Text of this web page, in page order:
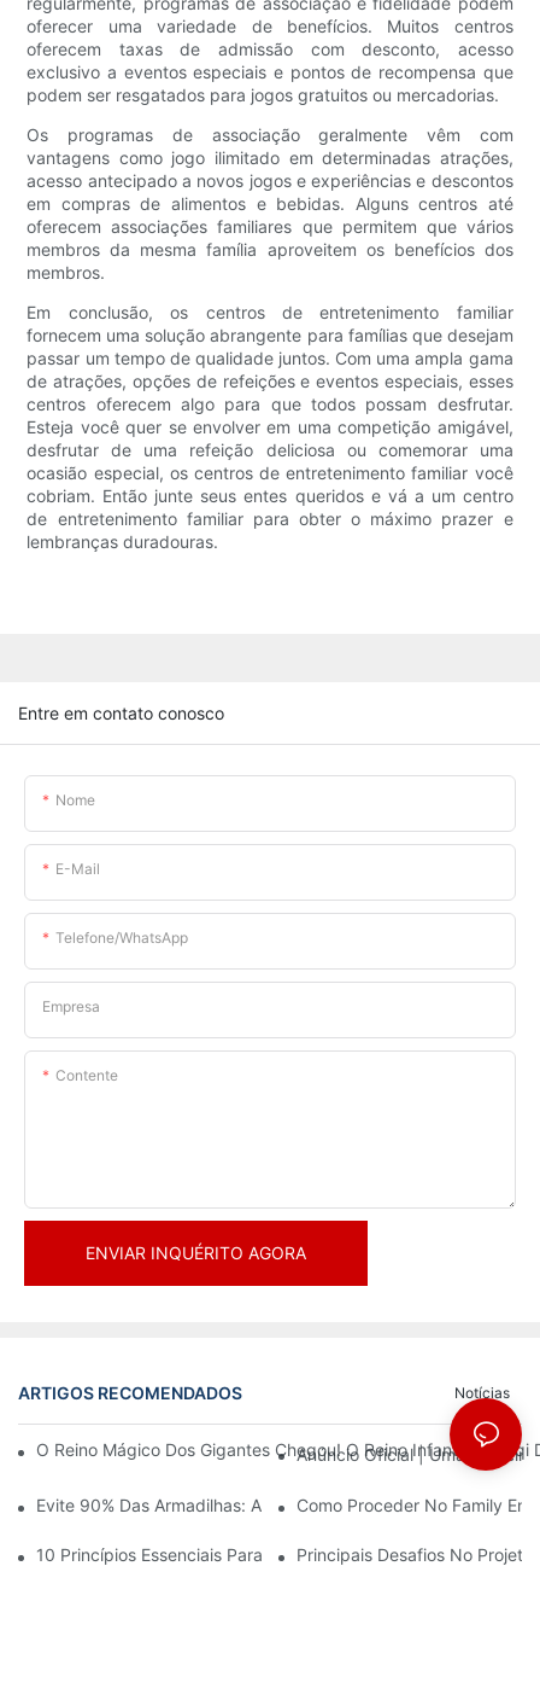
oferecer uma variedade de benefícios. Muitos centros
oferecem taxas de admissão com desconto, acesso
exclusivo a eventos especiais e pontos de recompensa que
podem ser resgatados para jogos gratuitos ou mercadorias.
Os programas de associação geralmente vêm com
vantagens como jogo ilimitado em determinadas atrações,
acesso antecipado a novos jogos e experiências e descontos
em compras de alimentos e bebidas. Alguns centros até
oferecem associações familiares que permitem que vários
membros da mesma família aproveitem os benefícios dos
membros.
Em conclusão, os centros de entretenimento familiar
fornecem uma solução abrangente para famílias que desejam
passar um tempo de qualidade juntos. Com uma ampla gama
de atrações, opções de refeições e eventos especiais, esses
centros oferecem algo para que todos possam desfrutar.
Esteja você quer se envolver em uma competição amigável,
desfrutar de uma refeição deliciosa ou comemorar uma
ocasião especial, os centros de entretenimento familiar você
cobriam. Então junte seus entes queridos e vá a um centro
de entretenimento familiar para obter o máximo prazer e
lembranças duradouras.
Entre em contato conosco
Nome
E-Mail
Telefone/WhatsApp
Empresa
Contente
ENVIAR INQUÉRITO AGORA
ARTIGOS RECOMENDADOS Notícias
O Reino Mágico Dos Gigantes Chegou! O Reino Infantil
Anúncio Oficial | Uma
Evite 90% Das Armadilhas: Ao Investir Em Um Centro
Como Proceder No Family
10 Princípios Essenciais Para O Sucesso No Design De
Principais Desafios No